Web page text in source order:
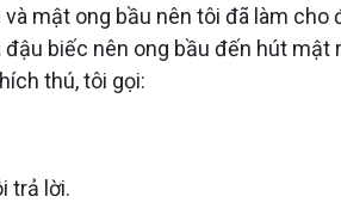
mật ong bầu nên tôi đã làm
biếc nên ong bầu đến hút
thú, tôi gọi:
trả lời.